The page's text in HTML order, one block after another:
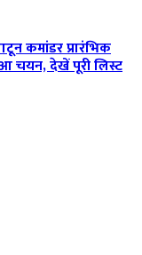
कमांडर प्रारंभिक
चयन, देखें पूरी लिस्ट